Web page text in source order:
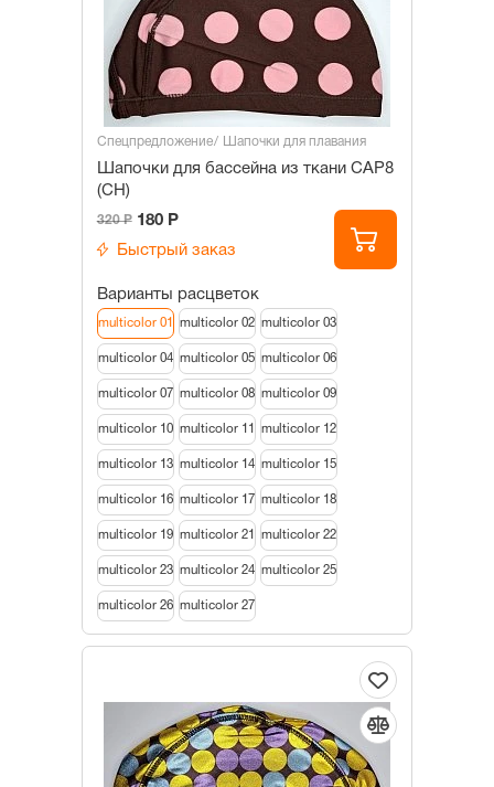
Спецпредложение Шапочки для плавания
Шапочки для бассейна из ткани САР8
(СН)
320 Р 180 Р
Быстрый заказ
Варианты расцветок
multicolor 01 multicolor 02 multicolor 03
multicolor 04 multicolor 05 multicolor 06
multicolor 07 multicolor 08 multicolor 09
multicolor 10 multicolor 11 multicolor 12
multicolor 13 multicolor 14 multicolor 15
multicolor 16 multicolor 17 multicolor 18
multicolor 19 multicolor 21 multicolor 22
multicolor 23 multicolor 24 multicolor 25
multicolor 26 multicolor 27